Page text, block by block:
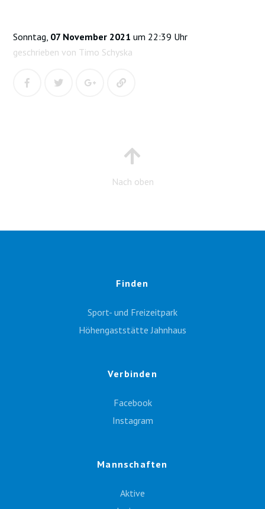
Sonntag, 07 November 2021 um 22:39 Uhr
geschrieben von Timo Schyska
Nach oben
Finden
Sport- und Freizeitpark
Höhengaststätte Jahnhaus
Verbinden
Facebook
Instagram
Mannschaften
Aktive